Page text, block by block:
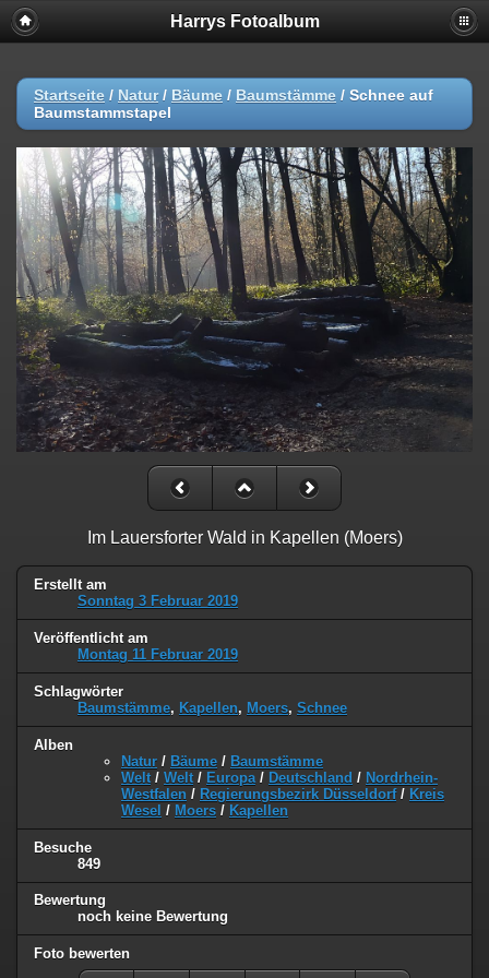
Harrys Fotoalbum
Startseite / Natur/ Bäume / Baumstämme / Schnee auf
Baumstammstapel
Im Lauersforter Wald in Kapellen (Moers)
Erstellt am
Sonntag 3 Februar 2019
Veröffentlicht am
Montag 11 Februar 2019
Schlagwörter
Baumstämme, Kapellen, Moers, Schnee
Alben
Natur / Bäume / Baumstämme
Welt / Welt / Europa / Deutschland / Nordrhein-
Westfalen / Regierungsbezirk Düsseldorf/ Kreis
Wesel / Moers / Kapellen
Besuche
849
Bewertung
noch keine Bewertung
Foto bewerten